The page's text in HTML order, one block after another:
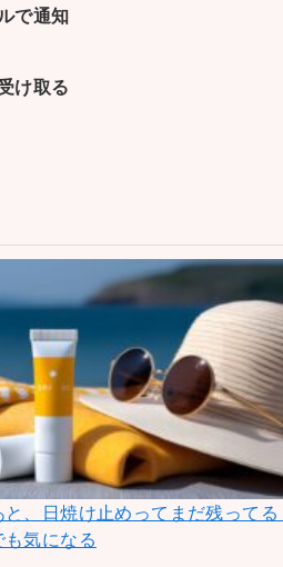
で通知
け取る
、日焼け止めってまだ残ってる
気になる